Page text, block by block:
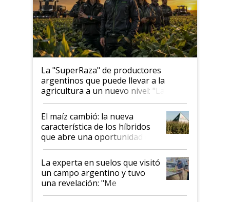
La "SuperRaza" de productores
argentinos que puede llevar a la
agricultura a un nuevo nivel: "Las
posibilidades de crecimiento son
infinitas"
El maíz cambió: la nueva
característica de los híbridos
que abre una oportunidad en
el lote
La experta en suelos que visitó
un campo argentino y tuvo
una revelación: "Me
impresionó mucho"